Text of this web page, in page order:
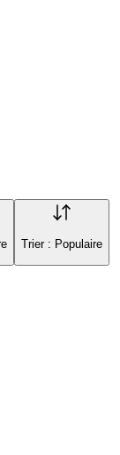
Trier : Populaire